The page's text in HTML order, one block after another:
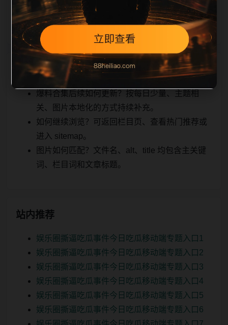
图、标题过短、描述为空或正文不足，将进入每日
SEO 检查清单自动修正。
相关问题
爆料合集后续如何更新？按每日少量、主题相
关、图片本地化的方式持续补充。
如何继续浏览？可返回栏目页、查看热门推荐或
进入 sitemap。
图片如何匹配？文件名、alt、title 均包含主关键
词、栏目词和文章标题。
站内推荐
娱乐圈撕逼吃瓜事件今日吃瓜移动端专题入口1
娱乐圈撕逼吃瓜事件今日吃瓜移动端专题入口2
娱乐圈撕逼吃瓜事件今日吃瓜移动端专题入口3
娱乐圈撕逼吃瓜事件今日吃瓜移动端专题入口4
娱乐圈撕逼吃瓜事件今日吃瓜移动端专题入口5
娱乐圈撕逼吃瓜事件今日吃瓜移动端专题入口6